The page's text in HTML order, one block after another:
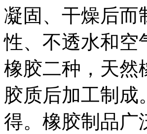
凝固、干燥后而
性、不透水和空
橡胶二种，天然
胶质后加工制成
得。橡胶制品广